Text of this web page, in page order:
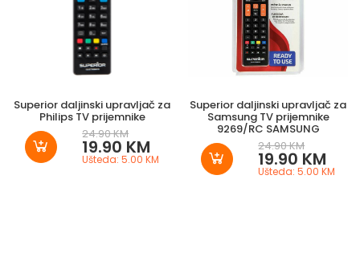
Superior daljinski upravljač za
Philips TV prijemnike
24.90 KM
19.90 KM
Ušteda: 5.00 KM
Superior daljinski upravljač za
Samsung TV prijemnike
9269/RC SAMSUNG
24.90 KM
19.90 KM
Ušteda: 5.00 KM